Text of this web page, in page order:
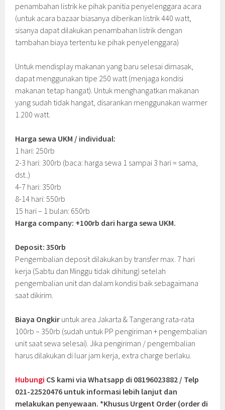
penambahan listrik ke pihak panitia penyelenggara acara
(untuk acara bazaar biasanya diberikan listrik 440 watt,
sisanya dapat dilakukan penambahan listrik dengan
tambahan biaya tertentu ke pihak penyelenggara)
Untuk mendisplay makanan yang baru selesai dimasak,
dapat menggunakan tipe 250 watt (menjaga kondisi
makanan tetap hangat). Untuk menghangatkan makanan
yang sudah tidak hangat, disarankan menggunakan warmer
1.200 watt.
Harga sewa UKM / individual:
1 hari: 250rb
2-3 hari: 300rb (baca: harga sewa 1 sampai 3 hari = sama,
dst..)
4-7 hari: 350rb
8-14 hari: 550rb
15 hari – 1 bulan: 650rb
Harga company: +100rb dari harga sewa UKM.
Deposit: 350rb
Pengembalian deposit dilakukan by transfer max. 7 hari
kerja (Sabtu dan Minggu tidak dihitung) setelah
pengembalian unit dan dalam kondisi baik sebagaimana
saat dikirim.
Biaya Ongkir untuk area Jakarta & Tangerang rata-rata
100rb – 350rb (sudah untuk PP pengiriman + pengembalian
unit saat sewa selesai). Jika pengiriman / pengembalian
harus dilakukan di luar jam kerja, extra charge berlaku.
Hubungi CS kami via Whatsapp di 08196023882 / Telp
021-22520476 untuk informasi lebih lanjut dan
melakukan penyewaan. *Khusus Urgent Order (order di